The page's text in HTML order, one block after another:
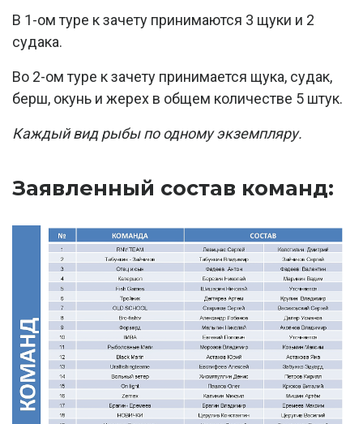
В 1-ом туре к зачету принимаются 3 щуки и 2
судака.
Во 2-ом туре к зачету принимается щука, судак,
берш, окунь и жерех в общем количестве 5 штук.
Каждый вид рыбы по одному экземпляру.
Заявленный состав команд: